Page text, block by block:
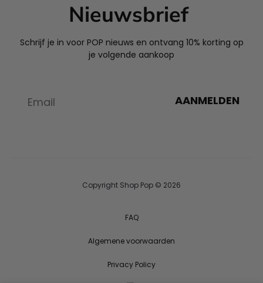
Nieuwsbrief
Schrijf je in voor POP nieuws en ontvang 10% korting op
je volgende aankoop
AANMELDEN
Copyright Shop Pop © 2026
FAQ
Algemene voorwaarden
Privacy Policy